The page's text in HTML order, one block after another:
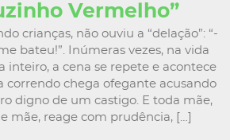
Vermelho”
crianças, não ouviu a “delação”: “-
bateu!”. Inúmeras vezes, na vida
inteiro, a cena se repete e acontece
correndo chega ofegante acusando
digno de um castigo. E toda mãe,
mãe, reage com prudência, […]